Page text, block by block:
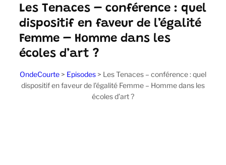
Les Tenaces – conférence : quel
dispositif en faveur de l’égalité
Femme – Homme dans les
écoles d’art ?
OndeCourte > Episodes > Les Tenaces – conférence : quel
dispositif en faveur de l’égalité Femme – Homme dans les
écoles d’art ?